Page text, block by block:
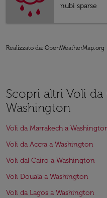
nubi sparse
Realizzato da: OpenWeatherMap.org
Scopri altri Voli da
Washington
Voli da Marrakech a
Voli da Accra a Washington
Voli dal Cairo a Washington
Voli Douala a Washington
Voli da Lagos a Washington